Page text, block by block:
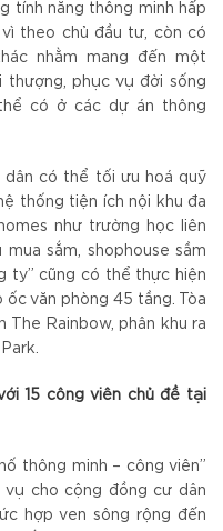
tính năng thông minh hấp
theo chủ đầu tư, còn có
nhằm mang đến một
thượng, phục vụ đời sống
có ở các dự án thông
dân có thể tối ưu hoá quỹ
thống tiện ích nội khu đa
như trường học liên
sắm, shophouse sầm
ty” cũng có thể thực hiện
văn phòng 45 tầng. Tòa
The Rainbow, phân khu ra
15 công viên chủ đề tại
thông minh – công viên”
vụ cho cộng đồng cư dân
hợp ven sông rộng đến